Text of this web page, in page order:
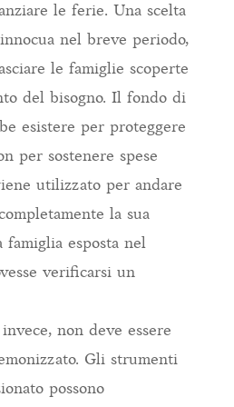
le ferie. Una scelta
nel breve periodo,
le famiglie scoperte
del bisogno. Il fondo di
esistere per proteggere
per sostenere spese
utilizzato per andare
la sua
famiglia esposta nel
verificarsi un
non deve essere
Gli strumenti
possono